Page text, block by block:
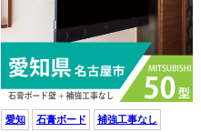
愛知 石膏ボード 補強工事なし